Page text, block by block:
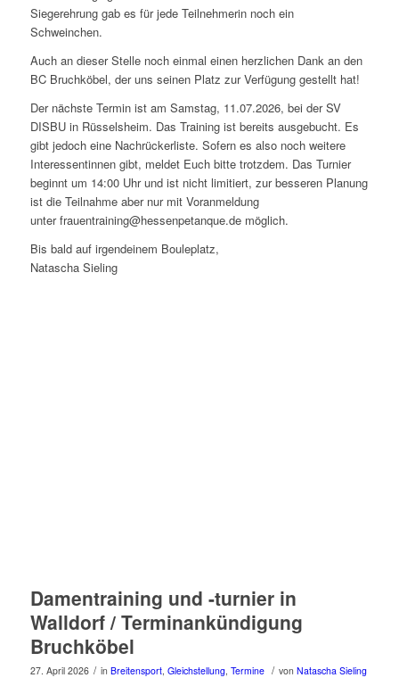
Siegerehrung gab es für jede Teilnehmerin noch ein
Schweinchen.
Auch an dieser Stelle noch einmal einen herzlichen Dank an den
BC Bruchköbel, der uns seinen Platz zur Verfügung gestellt hat!
Der nächste Termin ist am Samstag, 11.07.2026, bei der SV
DISBU in Rüsselsheim. Das Training ist bereits ausgebucht. Es
gibt jedoch eine Nachrückerliste. Sofern es also noch weitere
Interessentinnen gibt, meldet Euch bitte trotzdem. Das Turnier
beginnt um 14:00 Uhr und ist nicht limitiert, zur besseren Planung
ist die Teilnahme aber nur mit Voranmeldung
unterfrauentraining@hessenpetanque.demöglich.
Bis bald auf irgendeinem Bouleplatz,
Natascha Sieling
Damentraining und -turnier in
Walldorf / Terminankündigung
Bruchköbel
27. April 2026 / in Breitensport, Gleichstellung, Termine / von Natascha Sieling